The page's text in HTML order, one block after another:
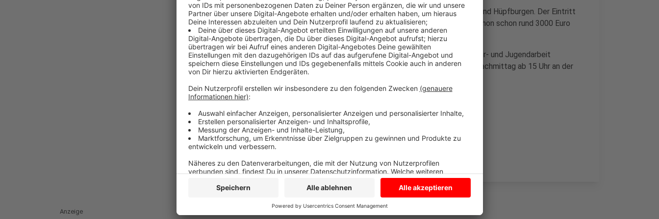
Dann gibt es unter anderem Kinderschminken, Torwandschießen und Hüpfburgen. Der Eintritt
ist frei. Über ein Spendenkonto sind in den vergangenen Tagen schon schon rund 3000 Euro
zusammengekommen.
Außerdem hoffen die Gemeinde St. Felizitas und die offene Kinder- und Jugendarbeit
Lüdinghausen bei einem Benefizkonzert mit Infoständen heute Nachmittag ab 15 Uhr an der
Burg Vischering auf Spendengelder.
Weitere Hilfsaktionen im Kreis Coesfeld finden Siehier.
Anzeige
Anzeige